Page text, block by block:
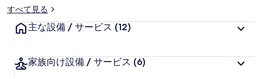
すべて見る
主な設備 / サービス (12)
家族向け設備 / サービス (6)